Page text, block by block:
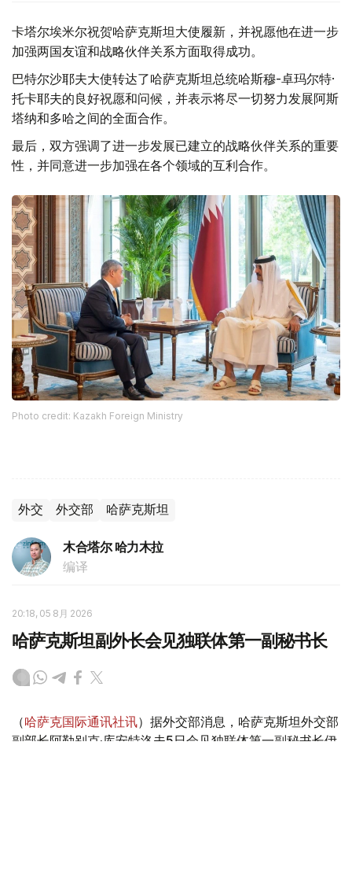
卡塔尔埃米尔祝贺哈萨克斯坦大使履新，并祝愿他在进一步
加强两国友谊和战略伙伴关系方面取得成功。
巴特尔沙耶夫大使转达了哈萨克斯坦总统哈斯穆-卓玛尔特·
托卡耶夫的良好祝愿和问候，并表示将尽一切努力发展阿斯
塔纳和多哈之间的全面合作。
最后，双方强调了进一步发展已建立的战略伙伴关系的重要
性，并同意进一步加强在各个领域的互利合作。
Photo credit: Kazakh Foreign Ministry
外交 外交部 哈萨克斯坦
木合塔尔 哈力木拉
编译
20:18, 05 8月 2026
哈萨克斯坦副外长会见独联体第一副秘书长
（哈萨克国际通讯社讯）据外交部消息，哈萨克斯坦外交部
副部长阿勒别克·库安特洛夫5日会见独联体第一副秘书长伊